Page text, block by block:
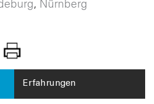
Nürnberg
Erfahrungen